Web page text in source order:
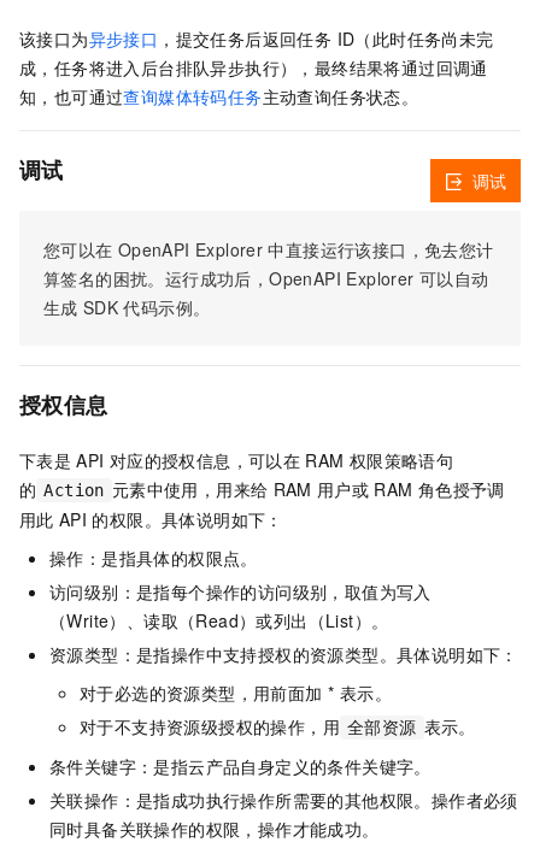
该接口为异步接口 ，提交任务后返回任务 ID（此时任务尚未完
成，任务将进入后台排队异步执行），最终结果将通过回调通
知，也可通过查询媒体转码任务主动查询任务状态。
调试
您可以在 OpenAPI Explorer 中直接运行该接口，免去您计
算签名的困扰。运行成功后，OpenAPI Explorer 可以自动
生成 SDK 代码示例。
调试
授权信息
下表是 API 对应的授权信息，可以在 RAM 权限策略语句
的 Action 元素中使用，用来给 RAM 用户或 RAM 角色授予调
用此 API 的权限。具体说明如下：
操作：是指具体的权限点。
访问级别：是指每个操作的访问级别，取值为写入
（Write）、读取（Read）或列出（List）。
资源类型：是指操作中支持授权的资源类型。具体说明如下：
对于必选的资源类型，用前面加 * 表示。
对于不支持资源级授权的操作，用 全部资源 表示。
条件关键字：是指云产品自身定义的条件关键字。
关联操作：是指成功执行操作所需要的其他权限。操作者必须
同时具备关联操作的权限，操作才能成功。